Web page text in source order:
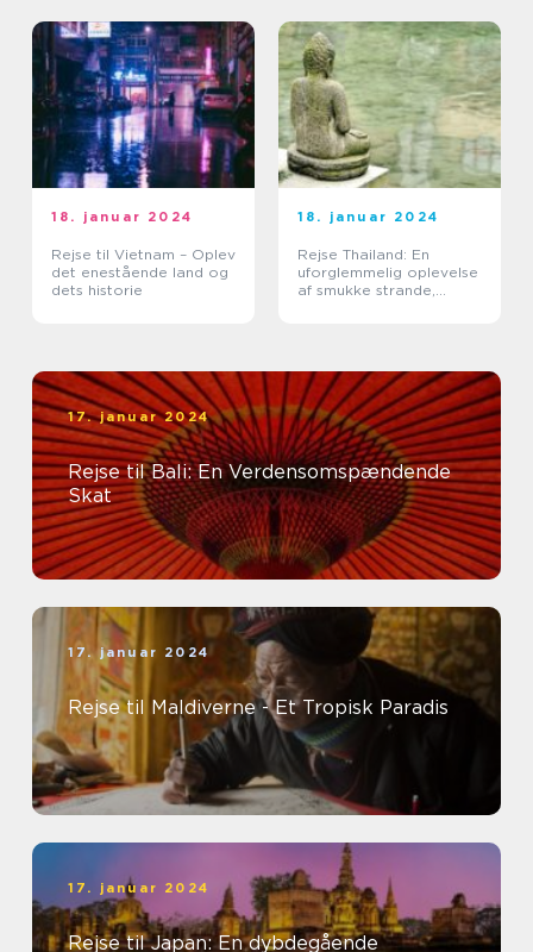
18. januar 2024
Rejse til Vietnam – Oplev
det enestående land og
dets historie
18. januar 2024
Rejse Thailand: En
uforglemmelig oplevelse
af smukke strande,
17. januar 2024
Rejse til Bali: En Verdensomspændende
Skat
17. januar 2024
Rejse til Maldiverne - Et Tropisk Paradis
17. januar 2024
Rejse til Japan: En dybdegående